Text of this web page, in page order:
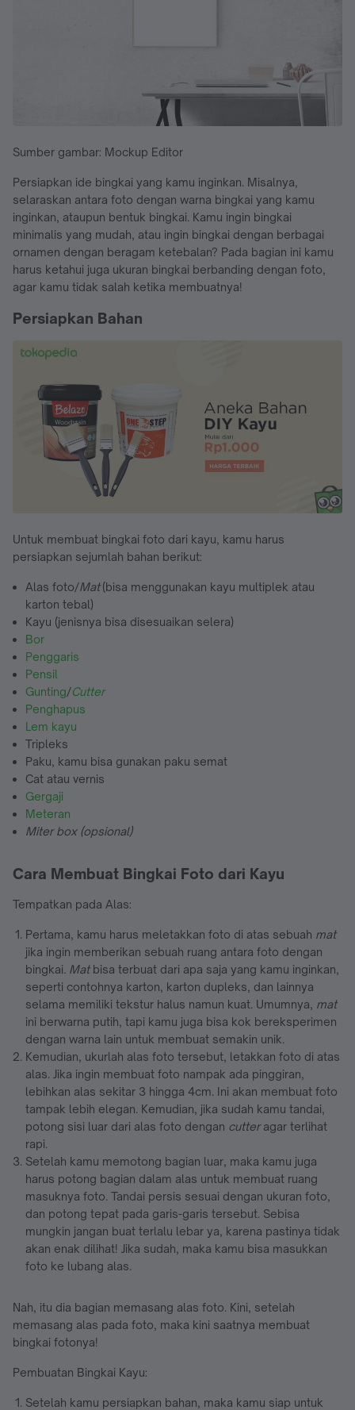
Sumber gambar: Mockup Editor
Persiapkan ide bingkai yang kamu inginkan. Misalnya,
selaraskan antara foto dengan warna bingkai yang kamu
inginkan, ataupun bentuk bingkai. Kamu ingin bingkai
minimalis yang mudah, atau ingin bingkai dengan berbagai
ornamen dengan beragam ketebalan? Pada bagian ini kamu
harus ketahui juga ukuran bingkai berbanding dengan foto,
agar kamu tidak salah ketika membuatnya!
Persiapkan Bahan
Untuk membuat bingkai foto dari kayu, kamu harus
persiapkan sejumlah bahan berikut:
Alas foto/Mat(bisa menggunakan kayu multiplek atau
karton tebal)
Kayu (jenisnya bisa disesuaikan selera)
Bor
Penggaris
Pensil
Gunting/Cutter
Penghapus
Lem kayu
Tripleks
Paku, kamu bisa gunakan paku semat
Cat atau vernis
Gergaji
Meteran
Miter box (opsional)
Cara Membuat Bingkai Foto dari Kayu
Tempatkan pada Alas:
Pertama, kamu harus meletakkan foto di atas sebuah mat
jika ingin memberikan sebuah ruang antara foto dengan
bingkai . Mat bisa terbuat dari apa saja yang kamu inginkan,
seperti contohnya karton, karton dupleks, dan lainnya
selama memiliki tekstur halus namun kuat. Umumnya, mat
ini berwarna putih, tapi kamu juga bisa kok bereksperimen
dengan warna lain untuk membuat semakin unik.
Kemudian, ukurlah alas foto tersebut, letakkan foto di atas
alas. Jika ingin membuat foto nampak ada pinggiran,
lebihkan alas sekitar 3 hingga 4cm. Ini akan membuat foto
tampak lebih elegan. Kemudian, jika sudah kamu tandai,
potong sisi luar dari alas foto dengan cutteragar terlihat
rapi.
Setelah kamu memotong bagian luar, maka kamu juga
harus potong bagian dalam alas untuk membuat ruang
masuknya foto. Tandai persis sesuai dengan ukuran foto,
dan potong tepat pada garis-garis tersebut. Sebisa
mungkin jangan buat terlalu lebar ya, karena pastinya tidak
akan enak dilihat! Jika sudah, maka kamu bisa masukkan
foto ke lubang alas.
Nah, itu dia bagian memasang alas foto. Kini, setelah
memasang alas pada foto, maka kini saatnya membuat
bingkai fotonya!
Pembuatan Bingkai Kayu:
Setelah kamu persiapkan bahan, maka kamu siap untuk